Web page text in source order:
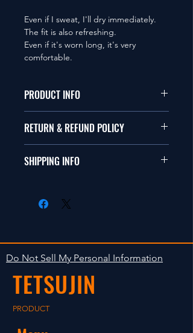
Even if I sweat, I'll dry immediately.
The fit is also refreshing.
Even if it's worn long, it's very
comfortable.
PRODUCT INFO
本品はテツジンオリジナルデザイ
This items are the rut gin original
RETURN & REFUND POLICY
商品に明らかな欠陥がないかぎり
isn't accepted in goods.
SHIPPING INFO
します。海外への出荷は入金確認
The occasion with the stock is
shipped in 2-5 days. Shipment to
foreign countries will be shipment
after payment confirmation.
Do Not Sell My Personal Information
TETSUJIN
PRODUCT